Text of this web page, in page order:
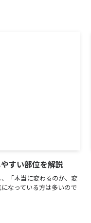
すい部位を解説
「本当に変わるのか、変
なっている方は多いので